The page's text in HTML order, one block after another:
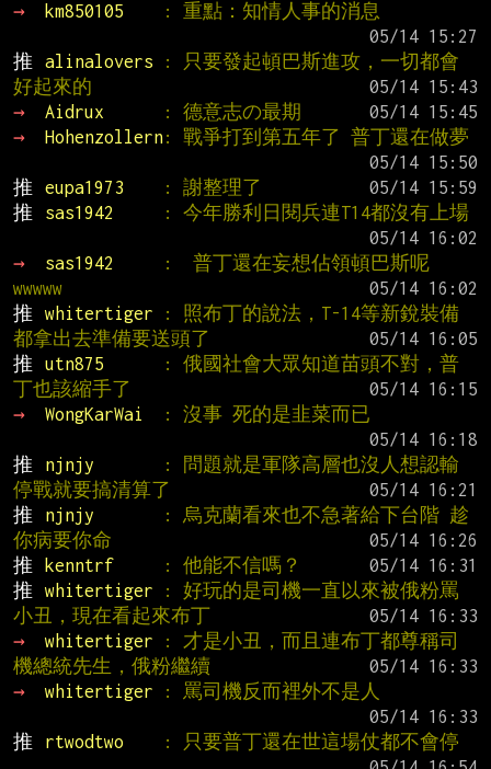
→
km850105
: 重點：知情人事的消息
推
alinalovers
: 只要發起頓巴斯進攻，一切都會
好起來的
→
Aidrux : 德意志の最期
→
Hohenzollern: 戰爭打到第五年了 普丁還在做夢
推
eupa1973 : 謝整理了
推
sas1942
: 今年勝利日閱兵連T14都沒有上場
→
sas1942
:  普丁還在妄想佔領頓巴斯呢
wwwww
推
whitertiger
: 照布丁的說法，T-14等新銳裝備
都拿出去準備要送頭了
推
utn875
: 俄國社會大眾知道苗頭不對，普
丁也該縮手了
→
WongKarWai
: 沒事 死的是韭菜而已
推
njnjy
: 問題就是軍隊高層也沒人想認輸
停戰就要搞清算了
推
njnjy
: 烏克蘭看來也不急著給下台階 趁
你病要你命
推
kenntrf : 他能不信嗎？
推
whitertiger
: 好玩的是司機一直以來被俄粉罵
小丑，現在看起來布丁
→
whitertiger
: 才是小丑，而且連布丁都尊稱司
機總統先生，俄粉繼續
→
whitertiger
: 罵司機反而裡外不是人
推
rtwodtwo
: 只要普丁還在世這場仗都不會停